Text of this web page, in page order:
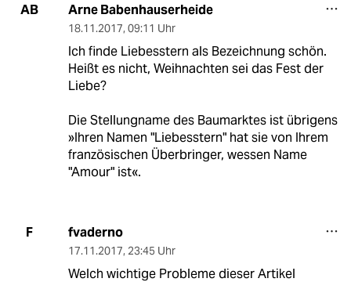
AB Arne Babenhauserheide
18.11.2017, 09:11 Uhr
Ich finde Liebesstern als Bezeichnung schön.
Heißt es nicht, Weihnachten sei das Fest der
Liebe?
Die Stellungname des Baumarktes ist übrigens
»Ihren Namen "Liebesstern" hat sie von Ihrem
französischen Überbringer, wessen Name
"Amour" ist«.
F fvaderno
17.11.2017, 23:45 Uhr
Welch wichtige Probleme dieser Artikel